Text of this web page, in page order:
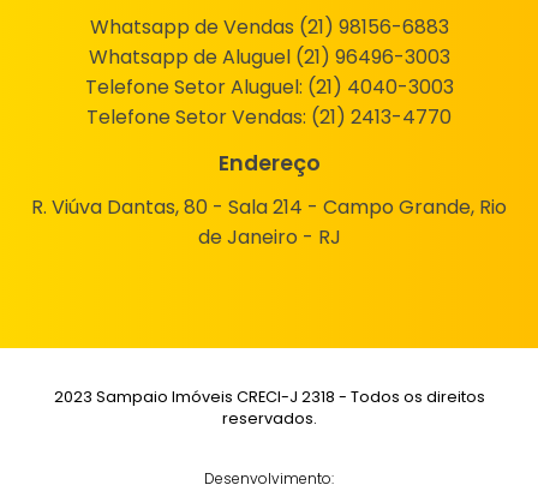
Whatsapp de Vendas (21) 98156-6883
Whatsapp de Aluguel (21) 96496-3003
Telefone Setor Aluguel: (21) 4040-3003
Telefone Setor Vendas: (21) 2413-4770
Endereço
R. Viúva Dantas, 80 - Sala 214 - Campo Grande, Rio
de Janeiro - RJ
2023 Sampaio Imóveis CRECI-J 2318 - Todos os direitos
reservados.
Desenvolvimento: